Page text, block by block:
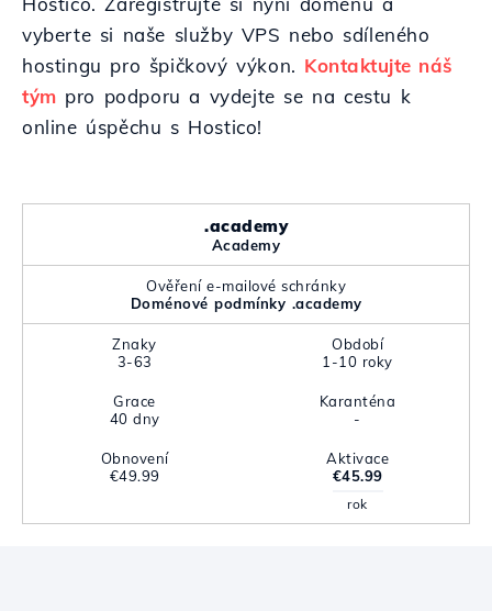
vyberte si naše služby VPS nebo sdíleného
hostingu pro špičkový výkon. Kontaktujte náš
tým pro podporu a vydejte se na cestu k
online úspěchu s Hostico!
.academy
Academy
Ověření e-mailové schránky
Doménové podmínky .academy
Znaky
3-63
Období
1-10 roky
Grace
40 dny
Karanténa
-
Obnovení
€49.99
Aktivace
€45.99
rok